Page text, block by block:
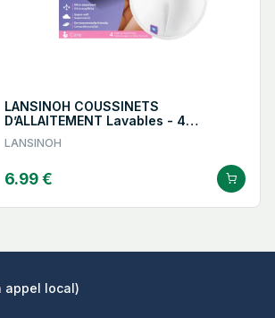
LANSINOH COUSSINETS
D’ALLAITEMENT Lavables - 4
LANSINOH
6.99 €
appel local)